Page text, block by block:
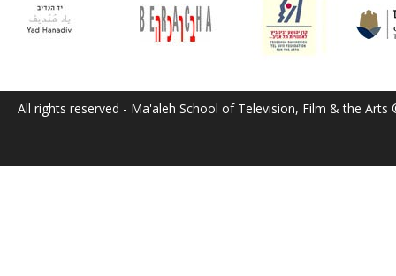
All rights reserved - Ma'aleh School of Television, Film & the